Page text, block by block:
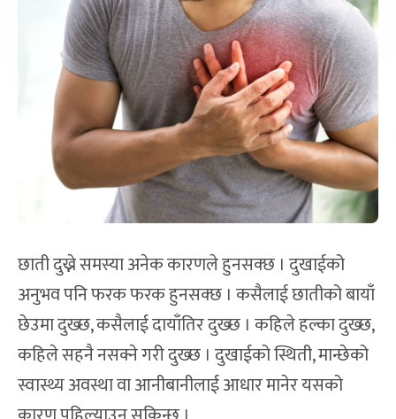
छाती दुख्ने समस्या अनेक कारणले हुनसक्छ । दुखाईको
अनुभव पनि फरक फरक हुनसक्छ । कसैलाई छातीको बायाँ
छेउमा दुख्छ, कसैलाई दायाँतिर दुख्छ । कहिले हल्का दुख्छ,
कहिले सहनै नसक्ने गरी दुख्छ । दुखाईको स्थिती, मान्छेको
स्वास्थ्य अवस्था वा आनीबानीलाई आधार मानेर यसको